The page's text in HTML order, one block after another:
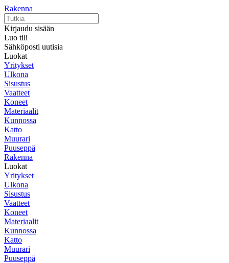
Rakenna
Kirjaudu sisään
Luo tili
Sähköposti uutisia
Luokat
Yritykset
Ulkona
Sisustus
Vaatteet
Koneet
Materiaalit
Kunnossa
Katto
Muurari
Puuseppä
Rakenna
Luokat
Yritykset
Ulkona
Sisustus
Vaatteet
Koneet
Materiaalit
Kunnossa
Katto
Muurari
Puuseppä